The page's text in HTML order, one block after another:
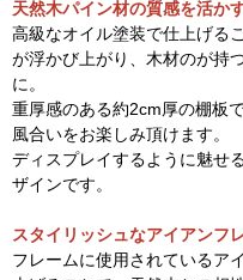
天然木パイン材の質感を活か
高級なオイル塗装で仕上げる
が浮かび上がり、木材のが持
に。
重厚感のある約2cm厚の棚板
風合いをお楽しみ頂けます。
ディスプレイするように魅せ
ザインです。
スタイリッシュなアイアンフ
フレームに使用されているア